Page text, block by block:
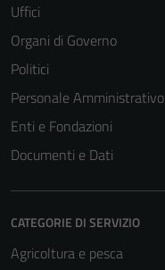
Uffici
Organi di Governo
Politici
Personale Amministrativo
Enti e Fondazioni
Documenti e Dati
CATEGORIE DI SERVIZIO
Agricoltura e pesca